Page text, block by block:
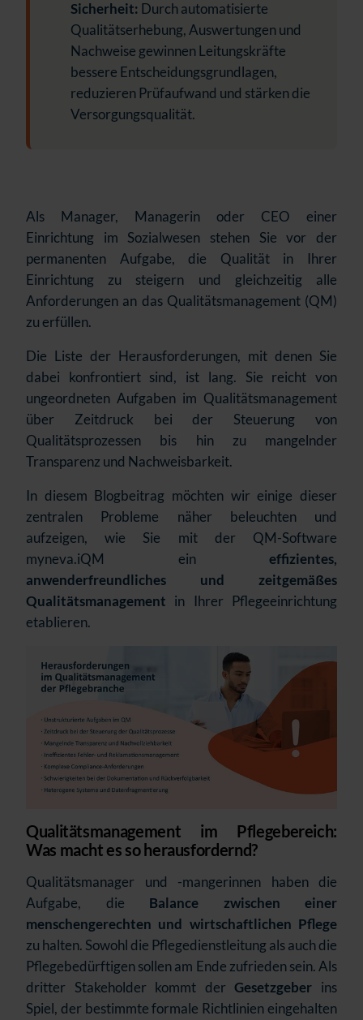
Sicherheit: Durch automatisierte
Qualitätserhebung, Auswertungen und
Nachweise gewinnen Leitungskräfte
bessere Entscheidungsgrundlagen,
reduzieren Prüfaufwand und stärken die
Versorgungsqualität.
Als Manager, Managerin oder CEO einer
Einrichtung im Sozialwesen stehen Sie vor der
permanenten Aufgabe, die Qualität in Ihrer
Einrichtung zu steigern und gleichzeitig alle
Anforderungen an das Qualitätsmanagement (QM)
zu erfüllen.
Die Liste der Herausforderungen, mit denen Sie
dabei konfrontiert sind, ist lang. Sie reicht von
ungeordneten Aufgaben im Qualitätsmanagement
über Zeitdruck bei der Steuerung von
Qualitätsprozessen bis hin zu mangelnder
Transparenz und Nachweisbarkeit.
In diesem Blogbeitrag möchten wir einige dieser
zentralen Probleme näher beleuchten und
aufzeigen, wie Sie mit der QM-Software
myneva.iQM ein effizientes,
anwenderfreundliches und zeitgemäßes
Qualitätsmanagement in Ihrer Pflegeeinrichtung
etablieren.
Qualitätsmanagement im Pflegebereich:
Was macht es so herausfordernd?
Qualitätsmanager und -mangerinnen haben die
Aufgabe, die Balance zwischen einer
menschengerechten und wirtschaftlichen Pflege
zu halten. Sowohl die Pflegedienstleitung als auch die
Pflegebedürftigen sollen am Ende zufrieden sein. Als
dritter Stakeholder kommt derGesetzgeber ins
Spiel, der bestimmte formale Richtlinien eingehalten